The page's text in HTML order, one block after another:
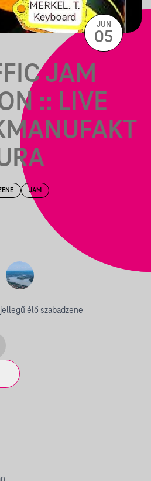
JAM
:: LIVE
JAM
élő szabadzene
JUN
05